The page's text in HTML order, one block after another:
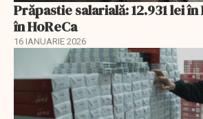
Prăpastie salarială: 12.931 lei
în HoReCa
16 IANUARIE 2026